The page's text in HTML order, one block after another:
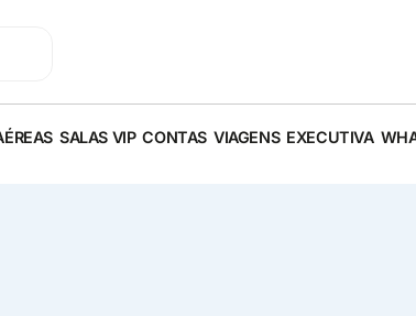
SALAS VIP CONTAS VIAGENS EXECUTIVA